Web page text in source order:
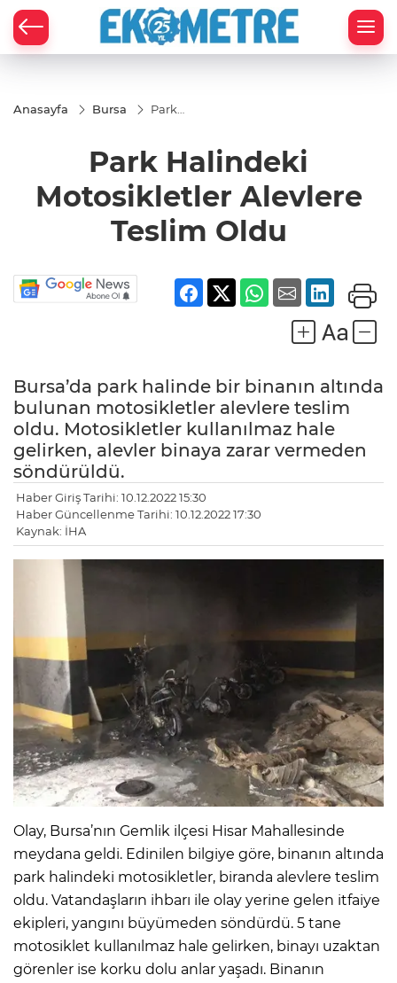
Anasayfa Bursa
Park
Alevlere
Teslim Oldu
Park Halindeki
Motosikletler Alevlere
Teslim Oldu
Bursa’da park halinde bir binanın altında
bulunan motosikletler alevlere teslim
oldu. Motosikletler kullanılmaz hale
gelirken, alevler binaya zarar vermeden
söndürüldü.
Haber Giriş Tarihi: 10.12.2022 15:30
Haber Güncellenme Tarihi: 10.12.2022 17:30
Kaynak: İHA
Olay, Bursa’nın Gemlik ilçesi Hisar Mahallesinde
meydana geldi. Edinilen bilgiye göre, binanın altında
park halindeki motosikletler, biranda alevlere teslim
oldu. Vatandaşların ihbarı ile olay yerine gelen itfaiye
ekipleri, yangını büyümeden söndürdü. 5 tane
motosiklet kullanılmaz hale gelirken, binayı uzaktan
görenler ise korku dolu anlar yaşadı. Binanın